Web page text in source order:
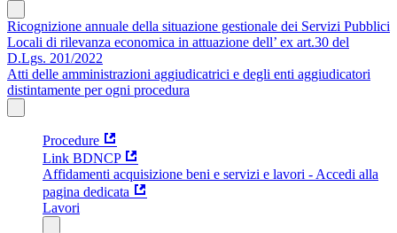
Ricognizione annuale della situazione gestionale dei Servizi Pubblici
Locali di rilevanza economica in attuazione dell’ ex art.30 del
D.Lgs. 201/2022
Atti delle amministrazioni aggiudicatrici e degli enti aggiudicatori
distintamente per ogni procedura
Procedure
Link BDNCP
Affidamenti acquisizione beni e servizi e lavori - Accedi alla
pagina dedicata
Lavori